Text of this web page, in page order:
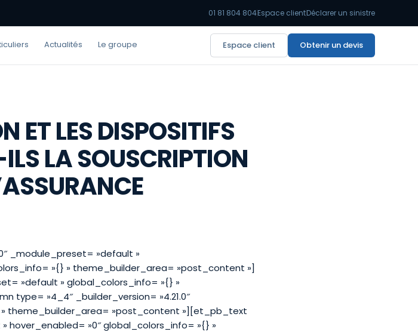
01 81 804 804Espace clientDéclarer un sinistre
Actualités Le groupe Espace client Obtenir un devis
ET LES DISPOSITIFS
LA SOUSCRIPTION
_module_preset= »default »
»{} » theme_builder_area= »post_content »]
»default » global_colors_info= »{} »
»4_4″ _builder_version= »4.21.0″
theme_builder_area= »post_content »][et_pb_text
hover_enabled= »0″ global_colors_info= »{} »